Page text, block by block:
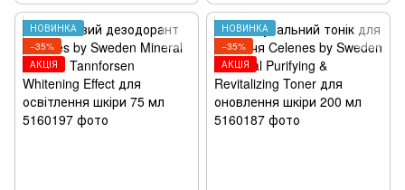
НОВИНКА
−35%
АКЦІЯ
НОВИНКА
−35%
АКЦІЯ